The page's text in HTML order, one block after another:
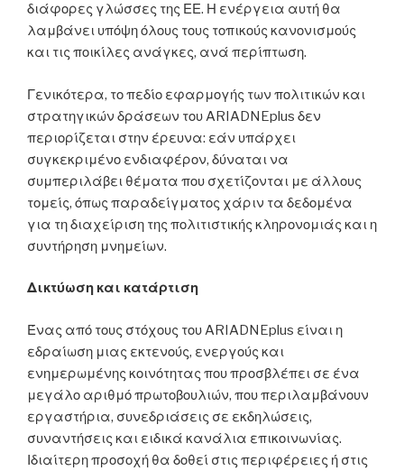
διάφορες γλώσσες της ΕΕ. Η ενέργεια αυτή θα
λαμβάνει υπόψη όλους τους τοπικούς κανονισμούς
και τις ποικίλες ανάγκες, ανά περίπτωση.
Γενικότερα, το πεδίο εφαρμογής των πολιτικών και
στρατηγικών δράσεων του ARIADNEplus δεν
περιορίζεται στην έρευνα: εάν υπάρχει
συγκεκριμένο ενδιαφέρον, δύναται να
συμπεριλάβει θέματα που σχετίζονται με άλλους
τομείς, όπως παραδείγματος χάριν τα δεδομένα
για τη διαχείριση της πολιτιστικής κληρονομιάς και η
συντήρηση μνημείων.
Δικτύωση και κατάρτιση
Ένας από τους στόχους του ARIADNEplus είναι η
εδραίωση μιας εκτενούς, ενεργούς και
ενημερωμένης κοινότητας που προσβλέπει σε ένα
μεγάλο αριθμό πρωτοβουλιών, που περιλαμβάνουν
εργαστήρια, συνεδριάσεις σε εκδηλώσεις,
συναντήσεις και ειδικά κανάλια επικοινωνίας.
Ιδιαίτερη προσοχή θα δοθεί στις περιφέρειες ή στις